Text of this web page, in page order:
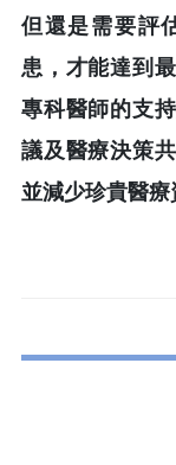
但還是需要評
患，才能達到
專科醫師的支
議及醫療決策
並減少珍貴醫療